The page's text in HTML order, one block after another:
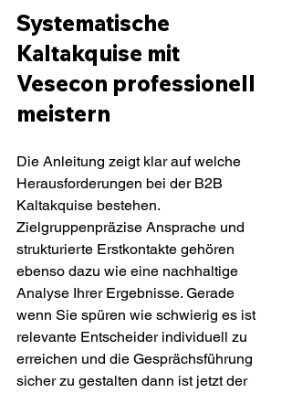
Systematische
Kaltakquise mit
Vesecon professionell
meistern
Die Anleitung zeigt klar auf welche
Herausforderungen bei der B2B
Kaltakquise bestehen.
Zielgruppenpräzise Ansprache und
strukturierte Erstkontakte gehören
ebenso dazu wie eine nachhaltige
Analyse Ihrer Ergebnisse. Gerade
wenn Sie spüren wie schwierig es ist
relevante Entscheider individuell zu
erreichen und die Gesprächsführung
sicher zu gestalten dann ist jetzt der